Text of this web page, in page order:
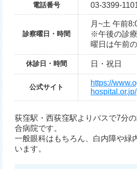
電話番号 03-3399-
診察曜日・時間
月~土 午前
※午後の診
曜日は午前
休診日・時間 日・祝日
公式サイト
https://
hospital.or.jp/
荻窪駅・西荻窪駅よりバスで7分
合病院です。
一般眼科はもちろん、白内障や緑
います。